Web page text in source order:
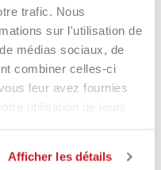
trafic. Nous
sur l'utilisation de
médias sociaux, de
combiner celles-ci
leur avez fournies
utilisation de leurs
Afficher les détails
Bullpadel Neuron 02 Edge
Rome 2026